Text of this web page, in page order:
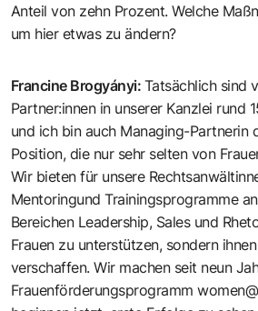
Anteil von zehn Prozent. Welche
um hier etwas zu ändern?
Francine Brogyányi: Tatsächlich sind
Partner:innen in unserer Kanzlei rund
und ich bin auch Managing-Partnerin
Position, die nur sehr selten von
Wir bieten für unsere
Mentoringund Trainingsprogramme
Bereichen Leadership, Sales und
Frauen zu unterstützen, sondern
verschaffen. Wir machen seit neun
Frauenförderungsprogramm